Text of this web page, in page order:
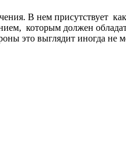
В нем присутствует
которым должен
это выглядит иногда не